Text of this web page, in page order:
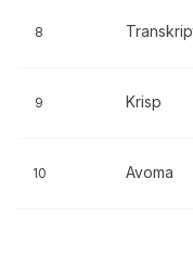
8
9 Krisp
10 Avoma